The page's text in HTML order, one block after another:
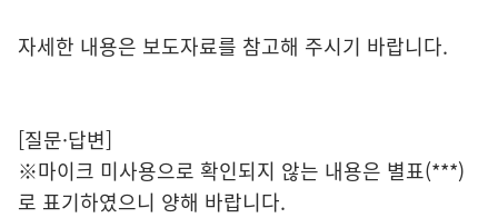
자세한 내용은 보도자료를 참고해 주시기 바랍니다.
[질문·답변]
※마이크 미사용으로 확인되지 않는 내용은 별표(***)
로 표기하였으니 양해 바랍니다.